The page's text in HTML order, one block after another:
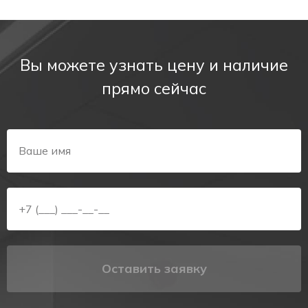
эвакуационный знак с понятным направлением движения.
Назначение
производственные цеха и вспомогательные помещения
предприятий;
Технические характеристики
Тип изображения: эвакуационный пиктограммный знак
со стрелкой налево;
Вы можете узнать цену и наличие
прямо сейчас
Оставить заявку